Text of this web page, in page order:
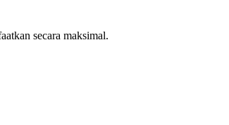
secara maksimal.